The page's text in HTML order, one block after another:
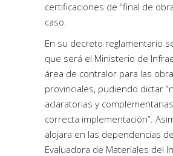
certificaciones de “final de
caso.
En su decreto reglamentario
que será el Ministerio de
área de contralor para las
provinciales, pudiendo dictar
aclaratorias y
correcta implementación”.
alojara en las dependencias
Evaluadora de Materiales del